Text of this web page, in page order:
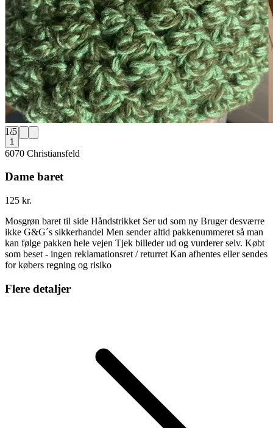
1/5
1
6070 Christiansfeld
Dame baret
125 kr.
Mosgrøn baret til side Håndstrikket Ser ud som ny Bruger desværre
ikke G&G´s sikkerhandel Men sender altid pakkenummeret så man
kan følge pakken hele vejen Tjek billeder ud og vurderer selv. Købt
som beset - ingen reklamationsret / returret Kan afhentes eller sendes
for købers regning og risiko
Flere detaljer